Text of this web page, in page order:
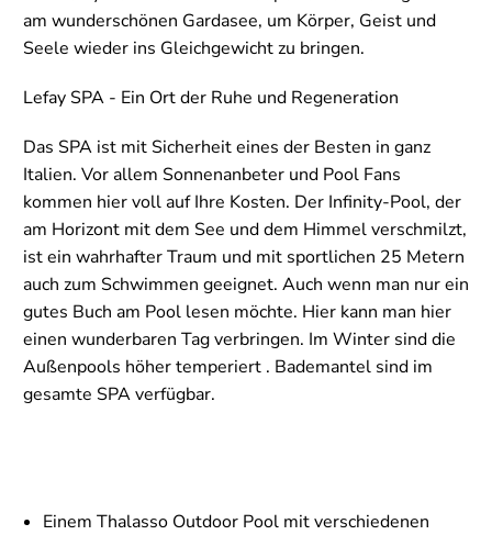
am wunderschönen Gardasee, um Körper, Geist und
Seele wieder ins Gleichgewicht zu bringen.
Lefay SPA - Ein Ort der Ruhe und Regeneration
Das SPA ist mit Sicherheit eines der Besten in ganz
Italien. Vor allem Sonnenanbeter und Pool Fans
kommen hier voll auf Ihre Kosten. Der Infinity-Pool, der
am Horizont mit dem See und dem Himmel verschmilzt,
ist ein wahrhafter Traum und mit sportlichen 25 Metern
auch zum Schwimmen geeignet. Auch wenn man nur ein
gutes Buch am Pool lesen möchte. Hier kann man hier
einen wunderbaren Tag verbringen. Im Winter sind die
Außenpools höher temperiert . Bademantel sind im
gesamte SPA verfügbar.
Einem Thalasso Outdoor Pool mit verschiedenen